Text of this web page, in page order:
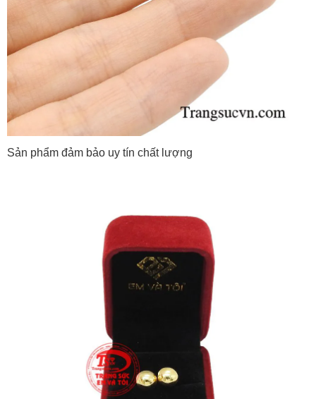
Sản phẩm đảm bảo uy tín chất lượng